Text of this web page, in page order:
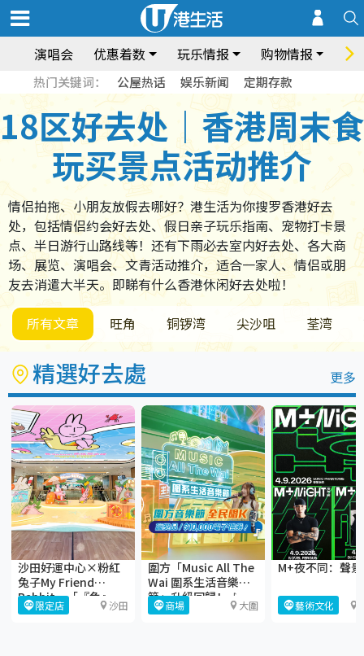
演唱会 优惠着数 玩乐情报 购物情报 饮
热门关键词： 公屋热话 娱乐新闻 定期存款
18区好去处｜香港周末食
玩买景点活动推介
情侣拍拖、小朋友放假去哪好？港生活为你搜罗香港好去
处，包括情侣约会好去处、假日亲子玩乐指南、宠物打卡景
点、半日游行山路线等！还有下雨必去室内好去处、各大商
场、展览、演唱会、文青活动推介，适合一家人、情侣或朋
友去消遣大半天。即睇有什么香港休闲好去处啦！
所有文章
旺角 铜锣湾 尖沙咀 荃湾
精選好去處 更多
沙田好運中心×粉紅
兔子My Friend
Rabbit—「『兔』-
gather大曬Juicy
限定店 沙田
圍方「Music All The
Wai 圍系生活音樂
節」升級回歸！🎶
商場 大圍
M+夜不同：聲
藝術文化